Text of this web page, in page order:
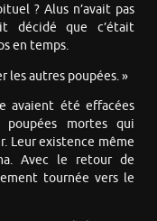
? Alus n’avait pas
décidé que c’était
en temps.
les autres poupées. »
avaient été effacées
poupées mortes qui
Leur existence même
Avec le retour de
tournée vers le